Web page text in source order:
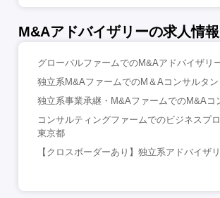
M&Aアドバイザリーの求人情報
グローバルファームでのM&Aアドバイザリ
独立系M&AファームでのM＆Aコンサルタ
独立系事業承継・M&AファームでのM&A
コンサルティングファームでのビジネスプ
東京都
【クロスボーダーあり】独立系アドバイ